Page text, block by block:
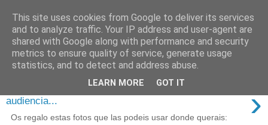
Está de pinga
3/8/26
Agradecimientos a Ares por su
audiencia...
›
Os regalo estas fotos que las podeis usar donde querais:
This site uses cookies from Google to deliver its services
and to analyze traffic. Your IP address and user-agent are
shared with Google along with performance and security
metrics to ensure quality of service, generate usage
statistics, and to detect and address abuse.
LEARN MORE GOT IT